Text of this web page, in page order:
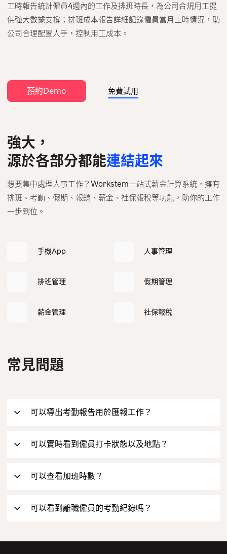
工時報告統計僱員4週內的工作及排班時長，為公司合規用工提
供強大數據支撐；排班成本報告詳細記錄僱員當月工時情況，助
公司合理配置人手，控制用工成本。
預約Demo 免費試用
強大，
源於各部分都能連結起來
想要集中處理人事工作？Workstem一站式薪金計算系統，擁有
排班、考勤、假期、報銷、薪金、社保報稅等功能，助你的工作
一步到位。
手機App 人事管理
排班管理 假期管理
薪金管理 社保報稅
常見問題
可以導出考勤報告用於匯報工作？
可以實時看到僱員打卡狀態以及地點？
可以查看加班時數？
可以看到離職僱員的考勤紀錄嗎？